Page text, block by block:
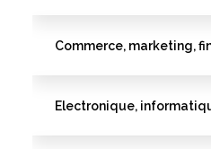
Commerce, marketing,
Electronique,